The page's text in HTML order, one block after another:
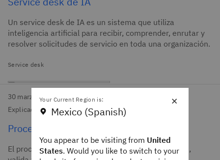
Un service desk de IA es un sistema que utiliza
inteligencia artificial para recibir, comprender, enrutar y
resolver solicitudes de servicio en toda una organización.
Service desk
30 marzo 2026
Explicaciones
Procesamiento automatizado de facturas
El procesamiento automatizado de facturas ingiere,
×
Your Current Region is:
Mexico (Spanish)
You appear to be visiting from United
States. Would you like to switch to your